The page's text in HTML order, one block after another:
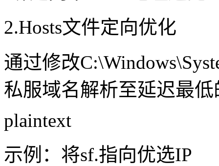
2.Hosts文件定向优化
通过修改
私服域名解析至延迟最低
plaintext
示例：将sf.指向优选IP